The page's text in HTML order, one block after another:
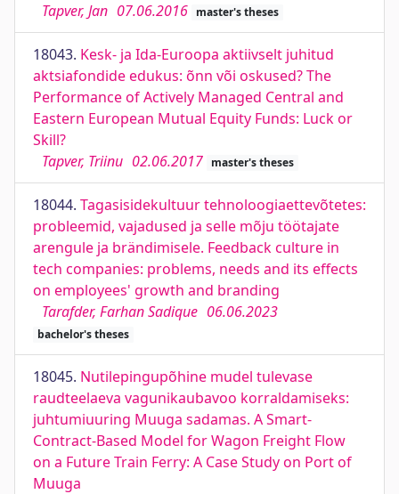
Tapver, Jan 07.06.2016 master's theses
18043. Kesk- ja Ida-Euroopa aktiivselt juhitud
aktsiafondide edukus: õnn või oskused? The
Performance of Actively Managed Central and
Eastern European Mutual Equity Funds: Luck or
Skill?
Tapver, Triinu 02.06.2017 master's theses
18044. Tagasisidekultuur tehnoloogiaettevõtetes:
probleemid, vajadused ja selle mõju töötajate
arengule ja brändimisele. Feedback culture in
tech companies: problems, needs and its effects
on employees' growth and branding
Tarafder, Farhan Sadique 06.06.2023
bachelor's theses
18045. Nutilepingupõhine mudel tulevase
raudteelaeva vagunikaubavoo korraldamiseks:
juhtumiuuring Muuga sadamas. A Smart-
Contract-Based Model for Wagon Freight Flow
on a Future Train Ferry: A Case Study on Port of
Muuga